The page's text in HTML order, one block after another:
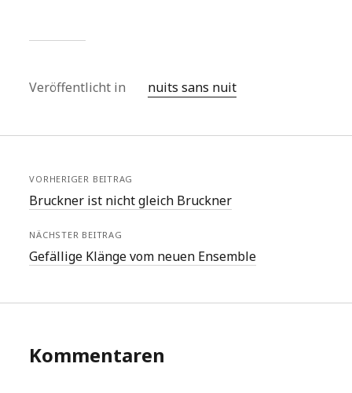
Veröffentlicht in nuits sans nuit
VORHERIGER BEITRAG
Bruckner ist nicht gleich Bruckner
NÄCHSTER BEITRAG
Gefällige Klänge vom neuen Ensemble
Kommentaren